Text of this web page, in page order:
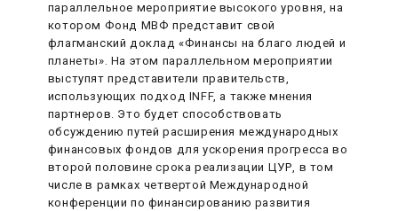
параллельное мероприятие высокого уровня, на
котором Фонд МВФ представит свой
флагманский доклад «Финансы на благо людей и
планеты». На этом параллельном мероприятии
выступят представители правительств,
использующих подход INFF, а также мнения
партнеров. Это будет способствовать
обсуждению путей расширения международных
финансовых фондов для ускорения прогресса во
второй половине срока реализации ЦУР, в том
числе в рамках четвертой Международной
конференции по финансированию развития